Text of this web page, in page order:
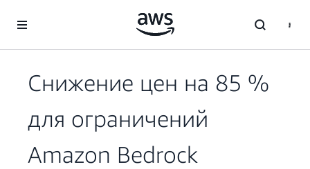
Перейти к главному контенту
Снижение цен на 85 %
для ограничений
Amazon Bedrock